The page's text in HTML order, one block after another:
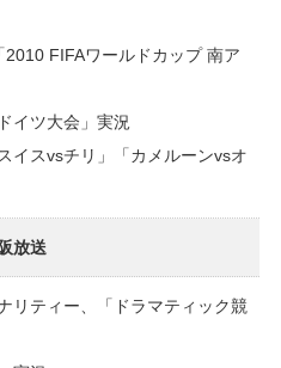
FIFAワールドカップ 南ア
イツ大会」実況
イスvsチリ」「カメルーンvsオ
放送
リティー、「ドラマティック競